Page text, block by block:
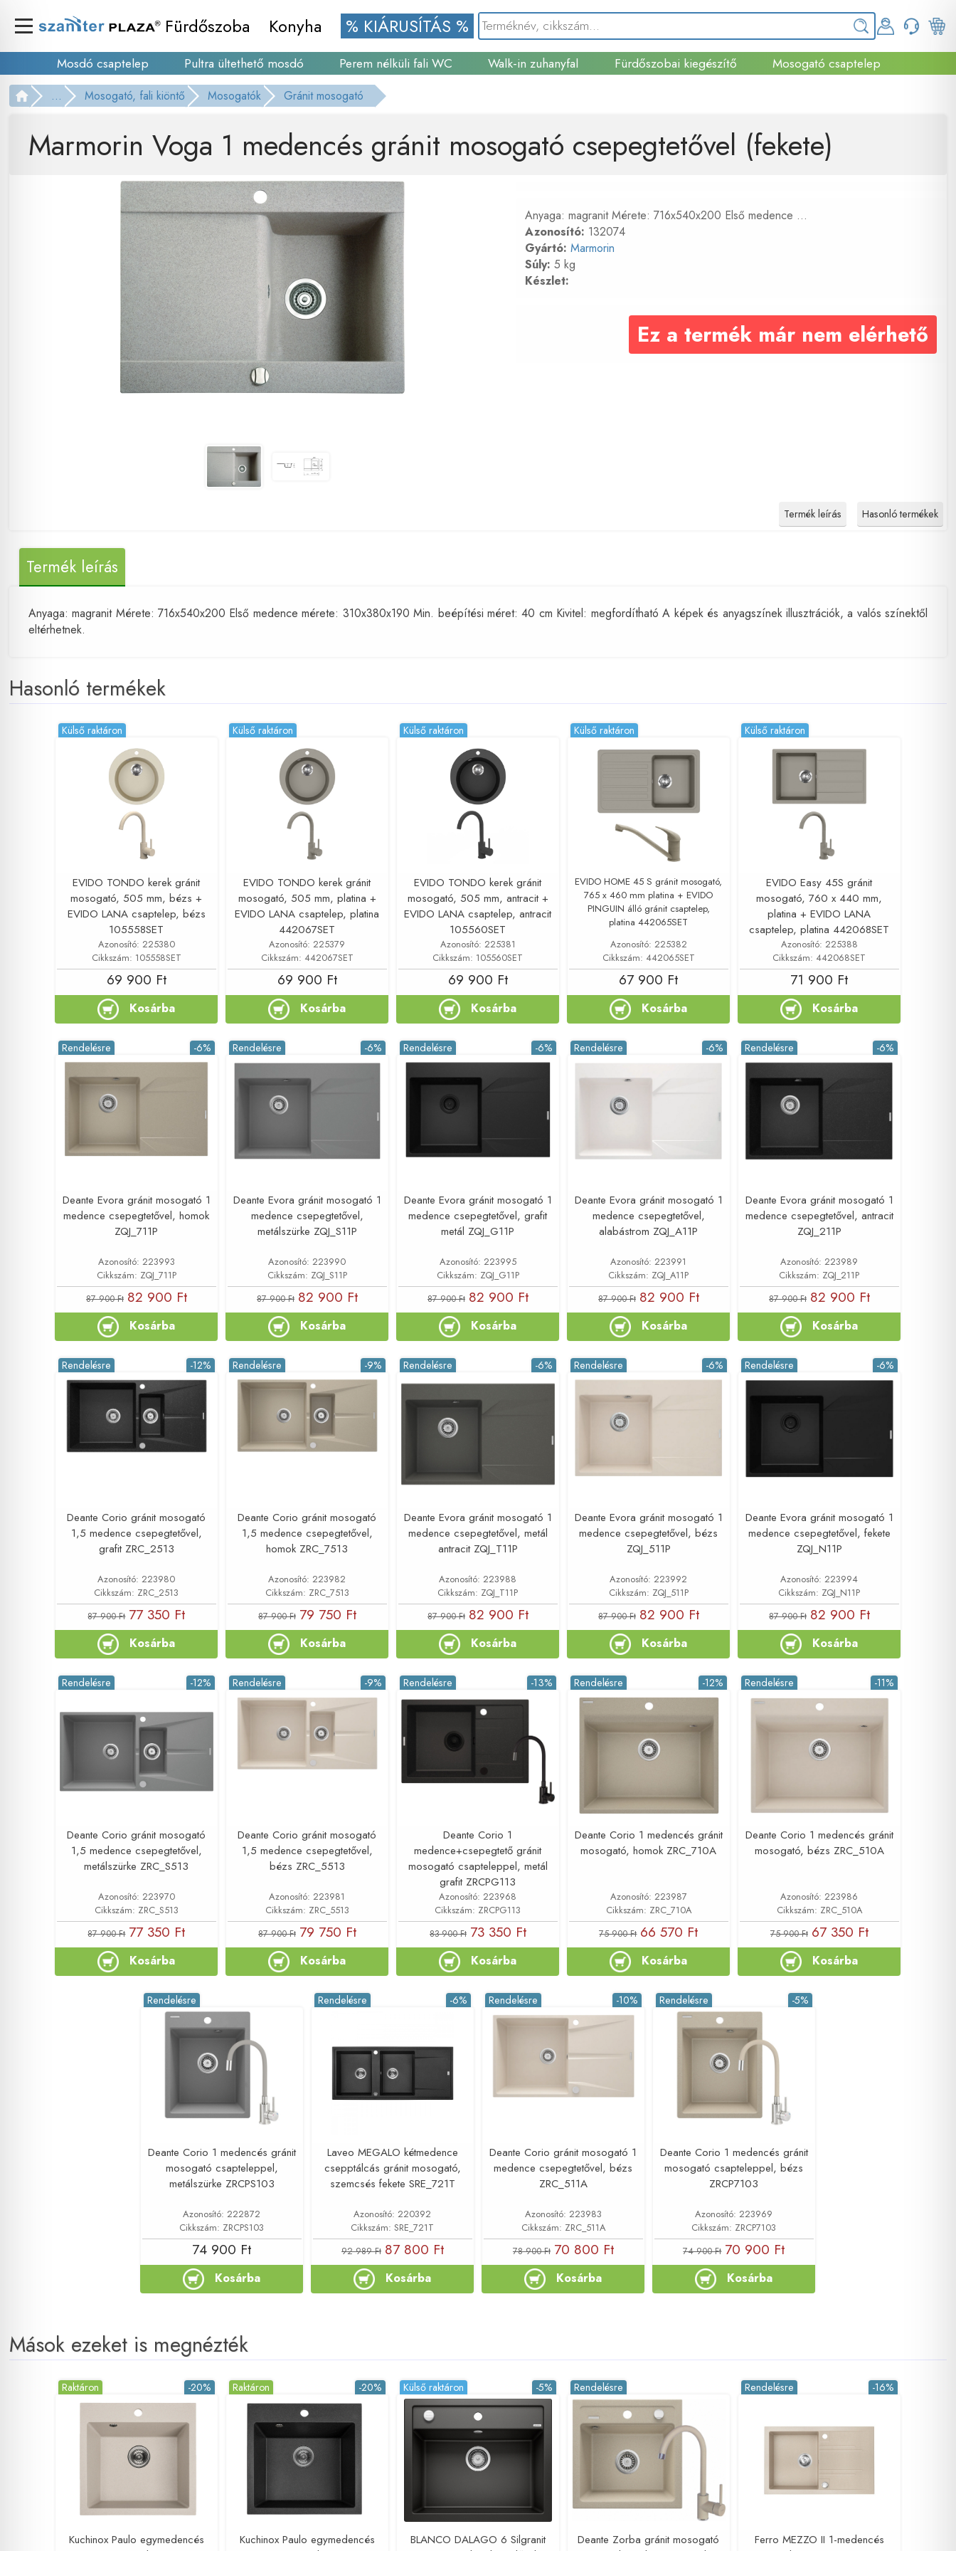
Fürdőszoba Konyha % KIÁRUSÍTÁS %
Mosdó csaptelep Pultra ültethető mosdó Perem nélküli fali WC Walk-in zuhanyfal Fürdőszobai kiegészítő
Mosogató csaptelep
... Mosogató, fali kiöntő Mosogatók Gránit mosogató
Marmorin Voga 1 medencés gránit mosogató csepegtetővel (fekete)
Anyaga: magranit Mérete: 716x540x200 Első medence ...
Azonosító: 132074
Gyártó: Marmorin
Súly: 5 kg
Készlet:
Ez a termék már nem elérhető
Termék leírás Hasonló termékek
Termék leírás
Anyaga: magranit Mérete: 716x540x200 Első medence mérete: 310x380x190 Min. beépítési méret: 40 cm Kivitel: megfordítható A képek és anyagszínek illusztrációk, a valós színektől
eltérhetnek.
Hasonló termékek
Külső raktáron
EVIDO TONDO kerek gránit
mosogató, 505 mm, bézs +
EVIDO LANA csaptelep, bézs
105558SET
Azonosító: 225380
Cikkszám: 105558SET
69 900 Ft
Kosárba
Külső raktáron
EVIDO TONDO kerek gránit
mosogató, 505 mm, platina +
EVIDO LANA csaptelep, platina
442067SET
Azonosító: 225379
Cikkszám: 442067SET
69 900 Ft
Kosárba
Külső raktáron
EVIDO TONDO kerek gránit
mosogató, 505 mm, antracit +
EVIDO LANA csaptelep, antracit
105560SET
Azonosító: 225381
Cikkszám: 105560SET
69 900 Ft
Kosárba
Külső raktáron
EVIDO HOME 45 S gránit mosogató,
765 x 460 mm platina + EVIDO
PINGUIN álló gránit csaptelep,
platina 442065SET
Azonosító: 225382
Cikkszám: 442065SET
67 900 Ft
Kosárba
Külső raktáron
EVIDO Easy 45S gránit
mosogató, 760 x 440 mm,
platina + EVIDO LANA
csaptelep, platina 442068SET
Azonosító: 225388
Cikkszám: 442068SET
71 900 Ft
Kosárba
-6%
Rendelésre
Deante Evora gránit mosogató 1
medence csepegtetővel, homok
ZQJ_711P
Azonosító: 223993
Cikkszám: ZQJ_711P
87 900 Ft 82 900 Ft
Kosárba
-6%
Rendelésre
Deante Evora gránit mosogató 1
medence csepegtetővel,
metálszürke ZQJ_S11P
Azonosító: 223990
Cikkszám: ZQJ_S11P
87 900 Ft 82 900 Ft
Kosárba
-6%
Rendelésre
Deante Evora gránit mosogató 1
medence csepegtetővel, grafit
metál ZQJ_G11P
Azonosító: 223995
Cikkszám: ZQJ_G11P
87 900 Ft 82 900 Ft
Kosárba
-6%
Rendelésre
Deante Evora gránit mosogató 1
medence csepegtetővel,
alabástrom ZQJ_A11P
Azonosító: 223991
Cikkszám: ZQJ_A11P
87 900 Ft 82 900 Ft
Kosárba
-6%
Rendelésre
Deante Evora gránit mosogató 1
medence csepegtetővel, antracit
ZQJ_211P
Azonosító: 223989
Cikkszám: ZQJ_211P
87 900 Ft 82 900 Ft
Kosárba
-12%
Rendelésre
Deante Corio gránit mosogató
1,5 medence csepegtetővel,
grafit ZRC_2513
Azonosító: 223980
Cikkszám: ZRC_2513
87 900 Ft 77 350 Ft
Kosárba
-9%
Rendelésre
Deante Corio gránit mosogató
1,5 medence csepegtetővel,
homok ZRC_7513
Azonosító: 223982
Cikkszám: ZRC_7513
87 900 Ft 79 750 Ft
Kosárba
-6%
Rendelésre
Deante Evora gránit mosogató 1
medence csepegtetővel, metál
antracit ZQJ_T11P
Azonosító: 223988
Cikkszám: ZQJ_T11P
87 900 Ft 82 900 Ft
Kosárba
-6%
Rendelésre
Deante Evora gránit mosogató 1
medence csepegtetővel, bézs
ZQJ_511P
Azonosító: 223992
Cikkszám: ZQJ_511P
87 900 Ft 82 900 Ft
Kosárba
-6%
Rendelésre
Deante Evora gránit mosogató 1
medence csepegtetővel, fekete
ZQJ_N11P
Azonosító: 223994
Cikkszám: ZQJ_N11P
87 900 Ft 82 900 Ft
Kosárba
-12%
Rendelésre
Deante Corio gránit mosogató
1,5 medence csepegtetővel,
metálszürke ZRC_S513
Azonosító: 223970
Cikkszám: ZRC_S513
87 900 Ft 77 350 Ft
Kosárba
-9%
Rendelésre
Deante Corio gránit mosogató
1,5 medence csepegtetővel,
bézs ZRC_5513
Azonosító: 223981
Cikkszám: ZRC_5513
87 900 Ft 79 750 Ft
Kosárba
-13%
Rendelésre
Deante Corio 1
medence+csepegtető gránit
mosogató csapteleppel, metál
grafit ZRCPG113
Azonosító: 223968
Cikkszám: ZRCPG113
83 900 Ft 73 350 Ft
Kosárba
-12%
Rendelésre
Deante Corio 1 medencés gránit
mosogató, homok ZRC_710A
Azonosító: 223987
Cikkszám: ZRC_710A
75 900 Ft 66 570 Ft
Kosárba
-11%
Rendelésre
Deante Corio 1 medencés gránit
mosogató, bézs ZRC_510A
Azonosító: 223986
Cikkszám: ZRC_510A
75 900 Ft 67 350 Ft
Kosárba
Rendelésre
Deante Corio 1 medencés gránit
mosogató csapteleppel,
metálszürke ZRCPS103
Azonosító: 222872
Cikkszám: ZRCPS103
74 900 Ft
Kosárba
-6%
Rendelésre
Laveo MEGALO kétmedence
csepptálcás gránit mosogató,
szemcsés fekete SRE_721T
Azonosító: 220392
Cikkszám: SRE_721T
92 989 Ft 87 800 Ft
Kosárba
-10%
Rendelésre
Deante Corio gránit mosogató 1
medence csepegtetővel, bézs
ZRC_511A
Azonosító: 223983
Cikkszám: ZRC_511A
78 900 Ft 70 800 Ft
Kosárba
-5%
Rendelésre
Deante Corio 1 medencés gránit
mosogató csapteleppel, bézs
ZRCP7103
Azonosító: 223969
Cikkszám: ZRCP7103
74 900 Ft 70 900 Ft
Kosárba
Mások ezeket is megnézték
-20%
Raktáron
Kuchinox Paulo egymedencés
-20%
Raktáron
Kuchinox Paulo egymedencés
-5%
Külső raktáron
BLANCO DALAGO 6 Silgranit
Rendelésre
Deante Zorba gránit mosogató
-16%
Rendelésre
Ferro MEZZO II 1-medencés